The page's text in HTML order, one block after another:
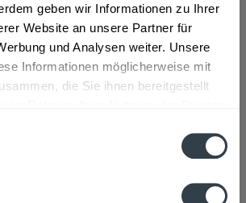
geben wir Informationen zu Ihrer
Website an unsere Partner für
und Analysen weiter. Unsere
Informationen möglicherweise mit
die Sie ihnen bereitgestellt
29224